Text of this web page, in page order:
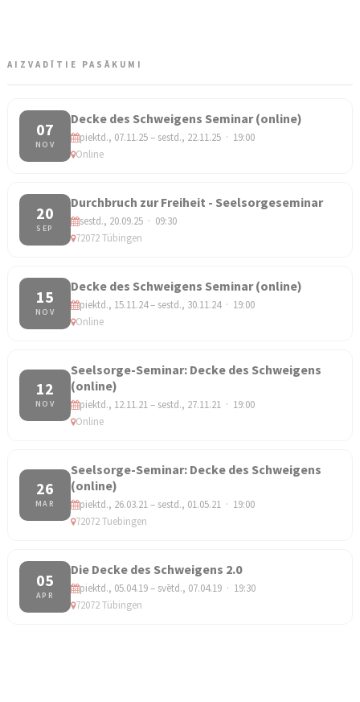
AIZVADĪTIE PASĀKUMI
07
NOV
Decke des Schweigens Seminar (online)
piektd., 07.11.25 – sestd., 22.11.25 · 19:00
Online
20
SEP
Durchbruch zur Freiheit - Seelsorgeseminar
sestd., 20.09.25 · 09:30
72072 Tübingen
15
NOV
Decke des Schweigens Seminar (online)
piektd., 15.11.24 – sestd., 30.11.24 · 19:00
Online
12
NOV
Seelsorge-Seminar: Decke des Schweigens
(online)
piektd., 12.11.21 – sestd., 27.11.21 · 19:00
Online
26
MAR
Seelsorge-Seminar: Decke des Schweigens
(online)
piektd., 26.03.21 – sestd., 01.05.21 · 19:00
72072 Tuebingen
05
APR
Die Decke des Schweigens 2.0
piektd., 05.04.19 – svētd., 07.04.19 · 19:30
72072 Tübingen